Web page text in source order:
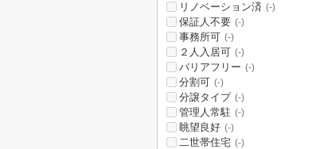
リノベーション済 (-)
保証人不要 (-)
事務所可 (-)
２人入居可 (-)
バリアフリー (-)
分割可 (-)
分譲タイプ (-)
管理人常駐 (-)
眺望良好 (-)
二世帯住宅 (-)